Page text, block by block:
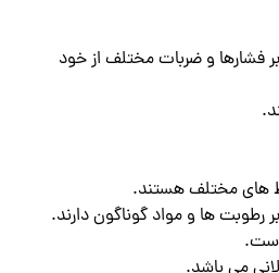
فشارها و ضربات مختلف از خود
های مختلف هستند.
رطوبت ها و مواد گوناگون دارند.
است.